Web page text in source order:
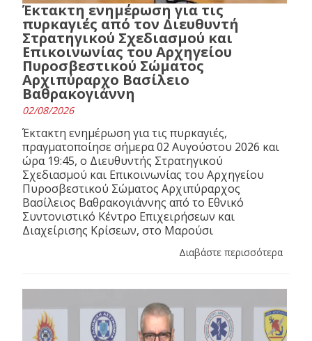
Έκτακτη ενημέρωση για τις
πυρκαγιές από τον Διευθυντή
Στρατηγικού Σχεδιασμού και
Επικοινωνίας του Αρχηγείου
Πυροσβεστικού Σώματος
Αρχιπύραρχο Βασίλειο
Βαθρακογιάννη
02/08/2026
Έκτακτη ενημέρωση για τις πυρκαγιές,
πραγματοποίησε σήμερα 02 Αυγούστου 2026 και
ώρα 19:45, ο Διευθυντής Στρατηγικού
Σχεδιασμού και Επικοινωνίας του Αρχηγείου
Πυροσβεστικού Σώματος Αρχιπύραρχος
Βασίλειος Βαθρακογιάννης από το Εθνικό
Συντονιστικό Κέντρο Επιχειρήσεων και
Διαχείρισης Κρίσεων, στο Μαρούσι
Διαβάστε περισσότερα